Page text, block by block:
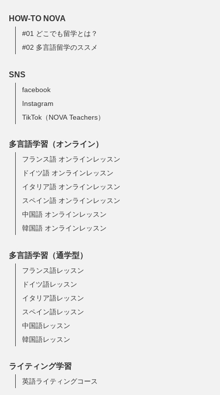
HOW-TO NOVA
#01 どこでも留学とは？
#02 多言語留学のススメ
SNS
facebook
Instagram
TikTok（NOVA Teachers）
多言語学習（オンライン）
フランス語 オンラインレッスン
ドイツ語 オンラインレッスン
イタリア語 オンラインレッスン
スペイン語 オンラインレッスン
中国語 オンラインレッスン
韓国語 オンラインレッスン
多言語学習（通学型）
フランス語レッスン
ドイツ語レッスン
イタリア語レッスン
スペイン語レッスン
中国語レッスン
韓国語レッスン
ライティング学習
英語ライティングコース